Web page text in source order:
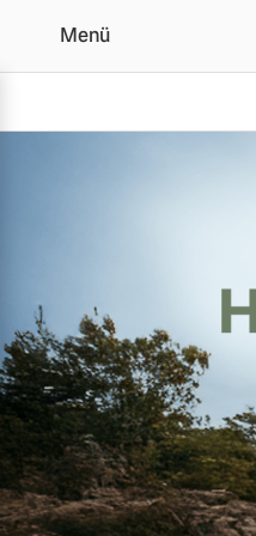
Volvo
Menü
Plug-in Hybrid
3 Modelle